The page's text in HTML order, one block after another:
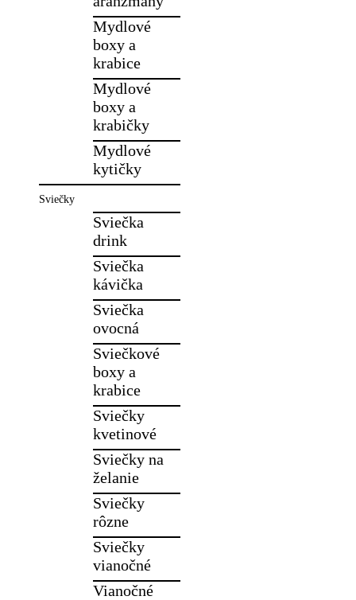
Mydlové
boxy a
krabice
Mydlové
boxy a
krabičky
Mydlové
kytičky
Sviečky
Sviečka
drink
Sviečka
kávička
Sviečka
ovocná
Sviečkové
boxy a
krabice
Sviečky
kvetinové
Sviečky na
želanie
Sviečky
rôzne
Sviečky
vianočné
Vianočné